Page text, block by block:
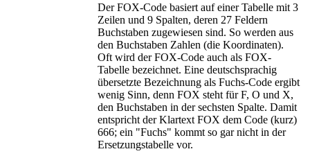
Der FOX-Code basiert auf einer Tabelle mit 3
Zeilen und 9 Spalten, deren 27 Feldern
Buchstaben zugewiesen sind. So werden aus
den Buchstaben Zahlen (die Koordinaten).
Oft wird der FOX-Code auch als FOX-
Tabelle bezeichnet. Eine deutschsprachig
übersetzte Bezeichnung als Fuchs-Code ergibt
wenig Sinn, denn FOX steht für F, O und X,
den Buchstaben in der sechsten Spalte. Damit
entspricht der Klartext FOX dem Code (kurz)
666; ein "Fuchs" kommt so gar nicht in der
Ersetzungstabelle vor.